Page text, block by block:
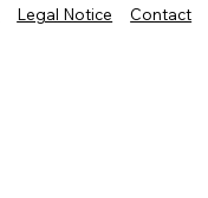
Legal Notice Contact